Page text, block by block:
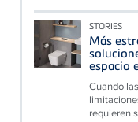
STORIES
Más
espacio
Cuando
requieren